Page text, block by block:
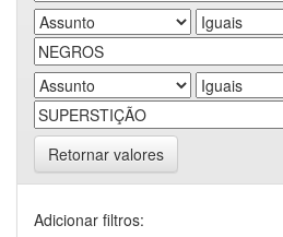
Retornar valores
Adicionar filtros: